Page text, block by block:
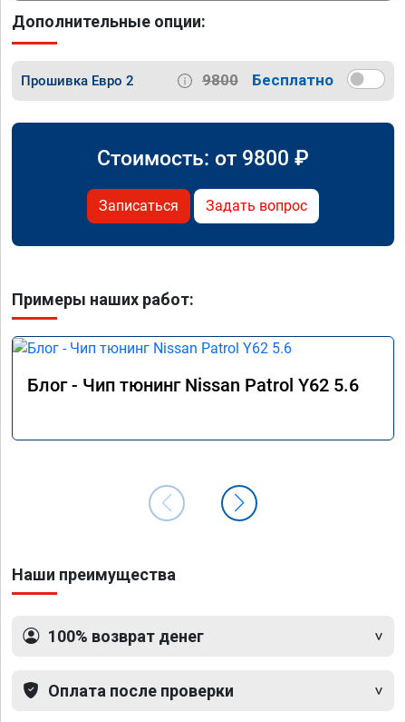
Дополнительные опции:
Прошивка Евро 2 9800 Бесплатно
Стоимость: от 9800 ₽
Записаться Задать вопрос
Примеры наших работ:
Блог - Чип тюнинг Nissan Patrol Y62 5.6
Наши преимущества
100% возврат денег
Оплата после проверки